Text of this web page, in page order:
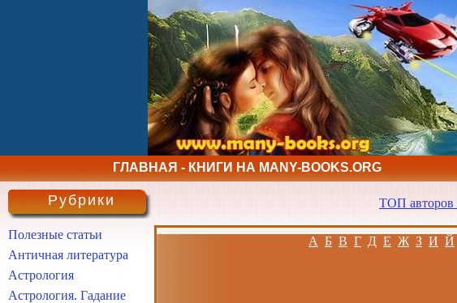
ГЛАВНАЯ - КНИГИ НА MANY-BOOKS.ORG
ТОП авторов
А Б В Г Д Е Ж З И Й
Рубрики
Полезные статьи
Античная литература
Астрология
Астрология. Гадание